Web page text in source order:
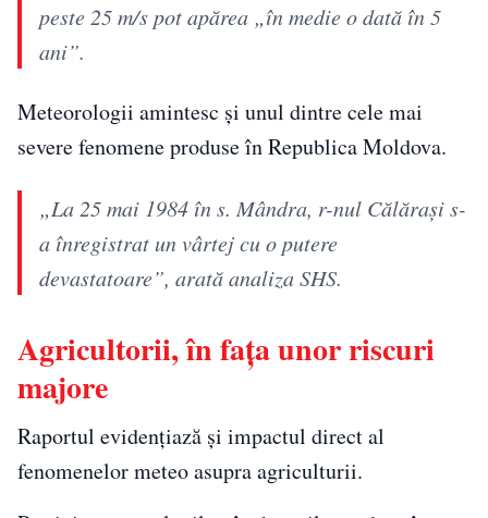
peste 25 m/s pot apărea „în medie o dată în 5
ani”.
Meteorologii amintesc și unul dintre cele mai
severe fenomene produse în Republica Moldova.
„La 25 mai 1984 în s. Mândra, r-nul Călărași s-
a înregistrat un vârtej cu o putere
devastatoare”, arată analiza SHS.
Agricultorii, în fața unor riscuri
majore
Raportul evidențiază și impactul direct al
fenomenelor meteo asupra agriculturii.